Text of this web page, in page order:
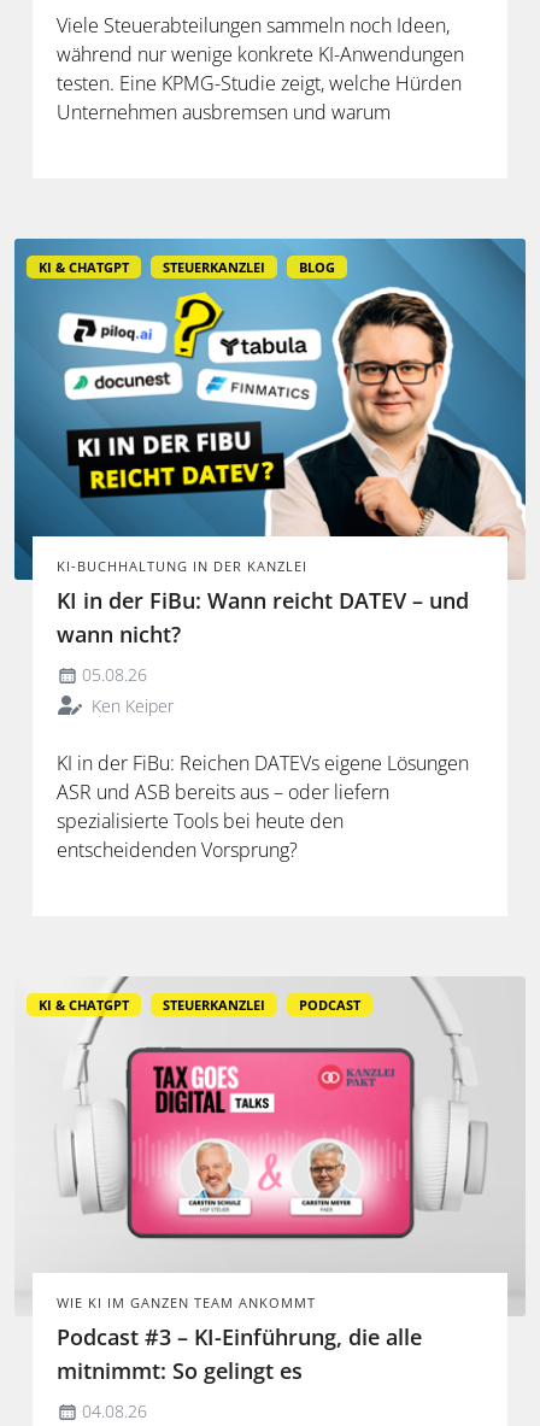
Viele Steuerabteilungen sammeln noch Ideen,
während nur wenige konkrete KI-Anwendungen
testen. Eine KPMG-Studie zeigt, welche Hürden
Unternehmen ausbremsen und warum
KI & CHATGPT STEUERKANZLEI BLOG
KI-BUCHHALTUNG IN DER KANZLEI
KI in der FiBu: Wann reicht DATEV – und
wann nicht?
05.08.26
Ken Keiper
KI in der FiBu: Reichen DATEVs eigene Lösungen
ASR und ASB bereits aus – oder liefern
spezialisierte Tools bei heute den
entscheidenden Vorsprung?
KI & CHATGPT STEUERKANZLEI PODCAST
WIE KI IM GANZEN TEAM ANKOMMT
Podcast #3 – KI-Einführung, die alle
mitnimmt: So gelingt es
04.08.26